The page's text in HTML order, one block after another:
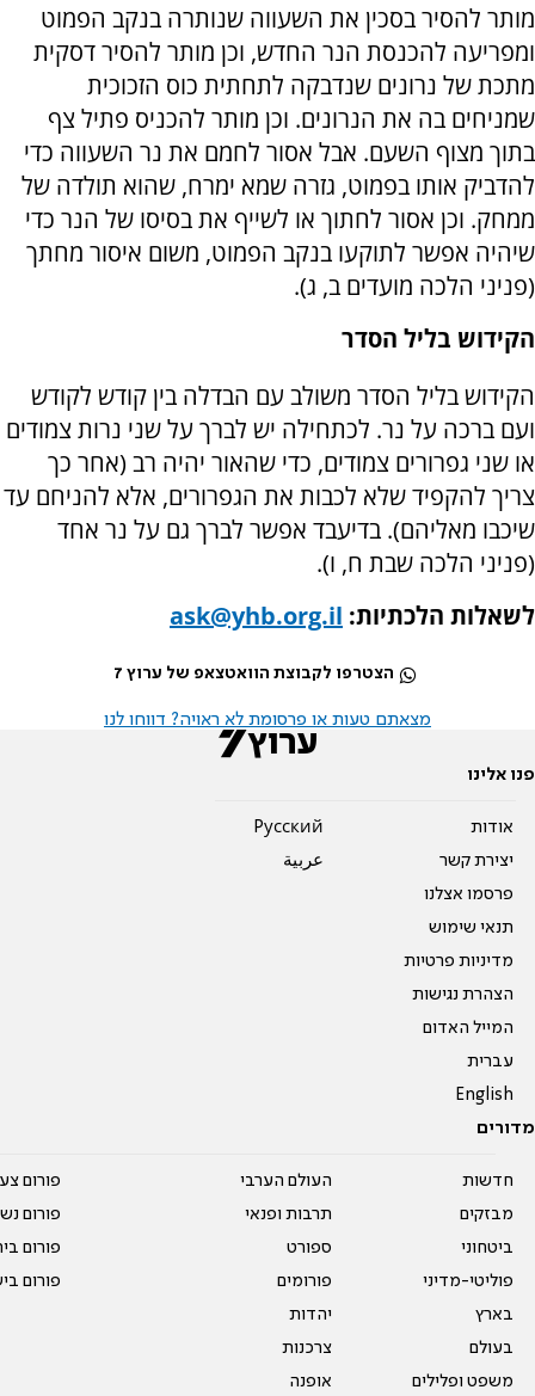
מותר להסיר בסכין את השעווה שנותרה בנקב הפמוט
ומפריעה להכנסת הנר החדש, וכן מותר להסיר דסקית
מתכת של נרונים שנדבקה לתחתית כוס הזכוכית
שמניחים בה את הנרונים. וכן מותר להכניס פתיל צף
בתוך מצוף השעם. אבל אסור לחמם את נר השעווה כדי
להדביק אותו בפמוט, גזרה שמא ימרח, שהוא תולדה של
ממחק. וכן אסור לחתוך או לשייף את בסיסו של הנר כדי
שיהיה אפשר לתוקעו בנקב הפמוט, משום איסור מחתך
(פניני הלכה מועדים ב, ג).
הקידוש בליל הסדר
הקידוש בליל הסדר משולב עם הבדלה בין קודש לקודש
ועם ברכה על נר. לכתחילה יש לברך על שני נרות צמודים
או שני גפרורים צמודים, כדי שהאור יהיה רב (אחר כך
צריך להקפיד שלא לכבות את הגפרורים, אלא להניחם עד
שיכבו מאליהם). בדיעבד אפשר לברך גם על נר אחד
(פניני הלכה שבת ח, ו).
לשאלות הלכתיות: ask@yhb.org.il
הצטרפו לקבוצת הוואטצאפ של ערוץ 7
מצאתם טעות או פרסומת לא ראויה? דווחו לנו
פנו אלינו
אודות
יצירת קשר
פרסמו אצלנו
תנאי שימוש
מדיניות פרטיות
הצהרת נגישות
המייל האדום
עברית
English
Pусский
عربية
מדורים
חדשות
מבזקים
ביטחוני
פוליטי-מדיני
בארץ
בעולם
משפט ופלילים
העולם הערבי
תרבות ופנאי
ספורט
פורומים
יהדות
צרכנות
אופנה
פורום
פורום
פורום
פורום